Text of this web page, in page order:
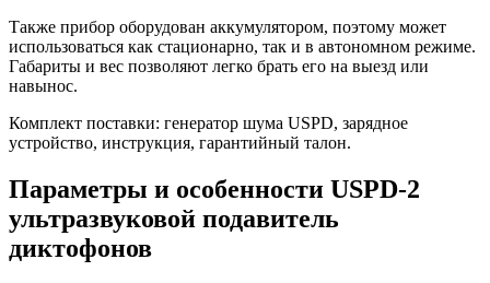
Также прибор оборудован аккумулятором, поэтому может
использоваться как стационарно, так и в автономном режиме.
Габариты и вес позволяют легко брать его на выезд или
навынос.
Комплект поставки: генератор шума USPD, зарядное
устройство, инструкция, гарантийный талон.
Параметры и особенности USPD-2
ультразвуковой подавитель
диктофонов